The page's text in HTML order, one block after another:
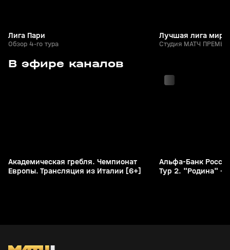
Лига Пари
Обзор 4-го тура
Лучшая лига мира
Студия МАТЧ
В эфире каналов
с 03:55
Академическая гребля. Чемпионат
Европы. Трансляция из Италии [6+]
Альфа-Банк
Тур 2. "Родина" -